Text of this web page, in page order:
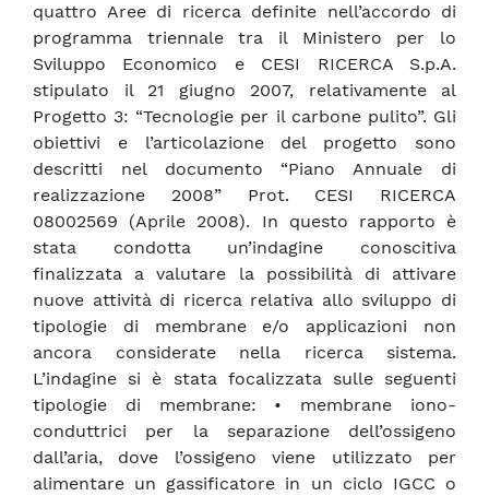
quattro Aree di ricerca definite nell’accordo di
programma triennale tra il Ministero per lo
Sviluppo Economico e CESI RICERCA S.p.A.
stipulato il 21 giugno 2007, relativamente al
Progetto 3: “Tecnologie per il carbone pulito”. Gli
obiettivi e l’articolazione del progetto sono
descritti nel documento “Piano Annuale di
realizzazione 2008” Prot. CESI RICERCA
08002569 (Aprile 2008). In questo rapporto è
stata condotta un’indagine conoscitiva
finalizzata a valutare la possibilità di attivare
nuove attività di ricerca relativa allo sviluppo di
tipologie di membrane e/o applicazioni non
ancora considerate nella ricerca sistema.
L’indagine si è stata focalizzata sulle seguenti
tipologie di membrane: • membrane iono-
conduttrici per la separazione dell’ossigeno
dall’aria, dove l’ossigeno viene utilizzato per
alimentare un gassificatore in un ciclo IGCC o